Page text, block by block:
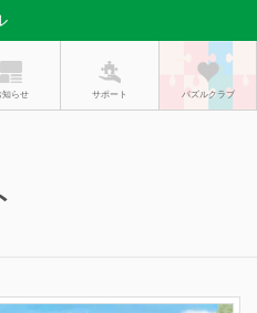
知らせ サポート パズルクラブ